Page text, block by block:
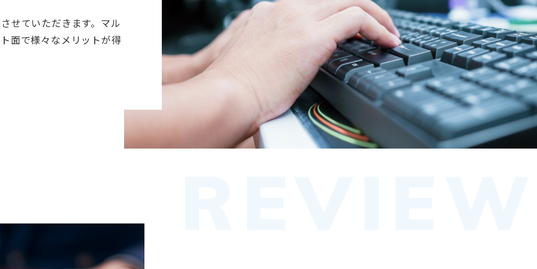
せていただきます。マル
面で様々なメリットが得